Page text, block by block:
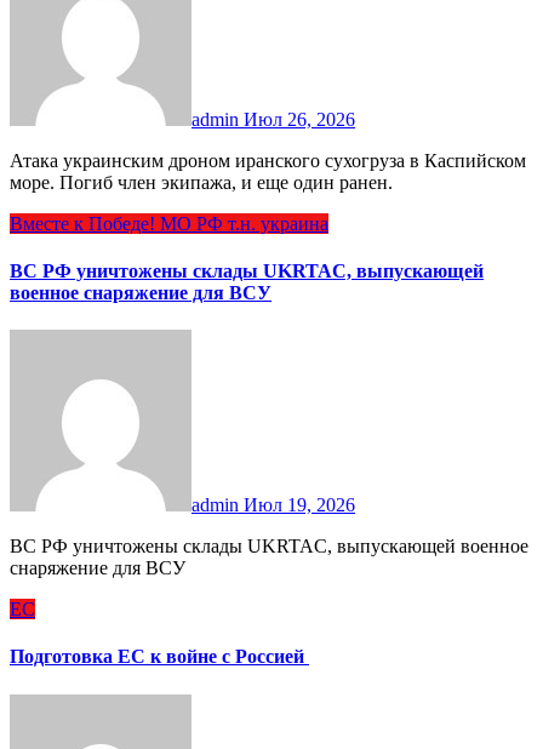
admin Июл 26, 2026
Атака украинским дроном иранского сухогруза в Каспийском
море. Погиб член экипажа, и еще один ранен.
Вместе к Победе! МО РФ т.н. украина
ВС РФ уничтожены склады UKRTAC, выпускающей
военное снаряжение для ВСУ
admin Июл 19, 2026
ВС РФ уничтожены склады UKRTAC, выпускающей военное
снаряжение для ВСУ
ЕС
Подготовка ЕС к войне с Россией